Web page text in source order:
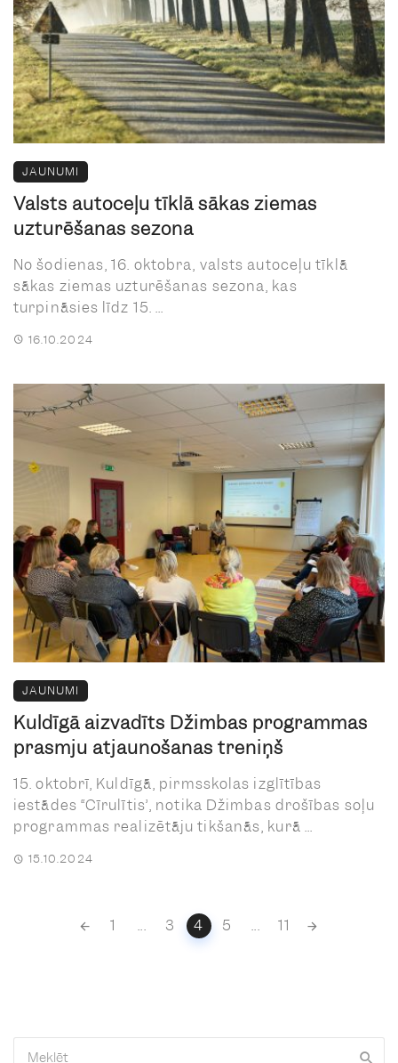
JAUNUMI
Valsts autoceļu tīklā sākas ziemas
uzturēšanas sezona
No šodienas, 16. oktobra, valsts autoceļu tīklā
sākas ziemas uzturēšanas sezona, kas
turpināsies līdz 15. ...
16.10.2024
JAUNUMI
Kuldīgā aizvadīts Džimbas programmas
prasmju atjaunošanas treniņš
15. oktobrī, Kuldīgā, pirmsskolas izglītības
iestādes “Cīrulītis”, notika Džimbas drošības soļu
programmas realizētāju tikšanās, kurā ...
15.10.2024
1 ... 3 4 5 ... 11